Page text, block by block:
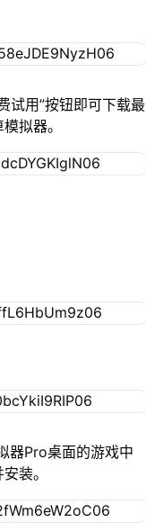
试用”按钮即可下载最
拟器。
器Pro桌面的游戏中
装。